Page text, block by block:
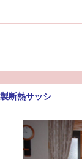
断熱サッシ